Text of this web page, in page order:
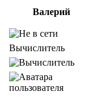
Валерий
Вычислитель